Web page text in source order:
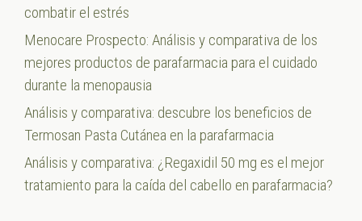
combatir el estrés
Menocare Prospecto: Análisis y comparativa de los
mejores productos de parafarmacia para el cuidado
durante la menopausia
Análisis y comparativa: descubre los beneficios de
Termosan Pasta Cutánea en la parafarmacia
Análisis y comparativa: ¿Regaxidil 50 mg es el mejor
tratamiento para la caída del cabello en parafarmacia?